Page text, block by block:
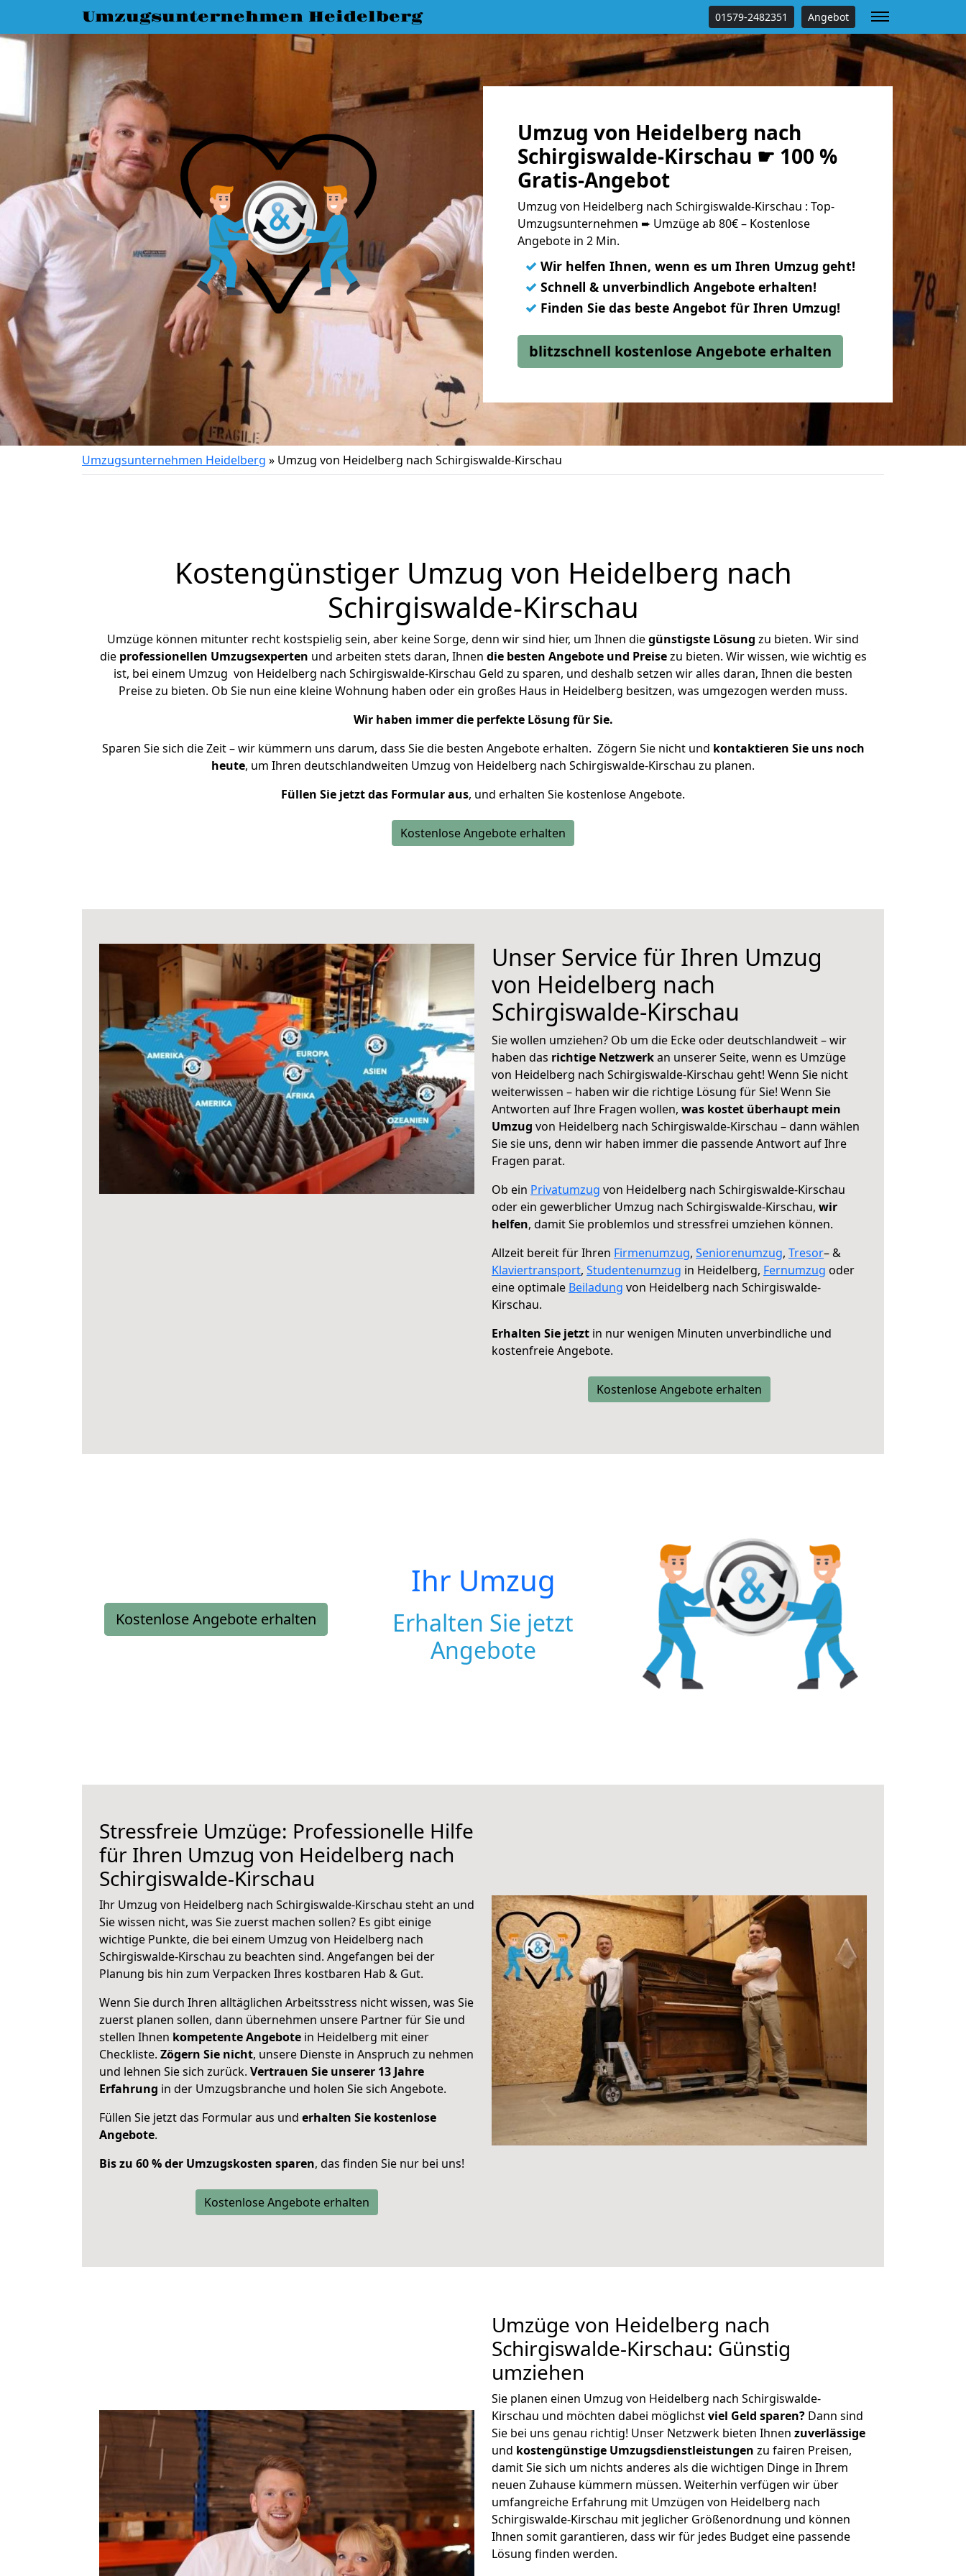
Umzugsunternehmen Heidelberg 01579-2482351 Angebot
Umzug von Heidelberg nach
Schirgiswalde-Kirschau ☛ 100 %
Gratis-Angebot
Umzug von Heidelberg nach Schirgiswalde-Kirschau : Top-
Umzugsunternehmen ➨ Umzüge ab 80€ – Kostenlose
Angebote in 2 Min.
✓ Wir helfen Ihnen, wenn es um Ihren Umzug geht!
✓ Schnell & unverbindlich Angebote erhalten!
✓ Finden Sie das beste Angebot für Ihren Umzug!
blitzschnell kostenlose Angebote erhalten
Umzugsunternehmen Heidelberg » Umzug von Heidelberg nach Schirgiswalde-Kirschau
Kostengünstiger Umzug von Heidelberg nach
Schirgiswalde-Kirschau
Umzüge können mitunter recht kostspielig sein, aber keine Sorge, denn wir sind hier, um Ihnen diegünstigste Lösung zu bieten. Wir sind
die professionellen Umzugsexperten und arbeiten stets daran, Ihnen die besten Angebote und Preisezu bieten. Wir wissen, wie wichtig es
ist, bei einem Umzug von Heidelberg nach Schirgiswalde-Kirschau Geld zu sparen, und deshalb setzen wir alles daran, Ihnen die besten
Preise zu bieten. Ob Sie nun eine kleine Wohnung haben oder ein großes Haus in Heidelberg besitzen, was umgezogen werden muss.
Wir haben immer die perfekte Lösung für Sie.
Sparen Sie sich die Zeit – wir kümmern uns darum, dass Sie die besten Angebote erhalten. Zögern Sie nicht und kontaktieren Sie uns noch
heute, um Ihren deutschlandweiten Umzug von Heidelberg nach Schirgiswalde-Kirschau zu planen.
Füllen Sie jetzt das Formular aus, und erhalten Sie kostenlose Angebote.
Kostenlose Angebote erhalten
Unser Service für Ihren Umzug
von Heidelberg nach
Schirgiswalde-Kirschau
Sie wollen umziehen? Ob um die Ecke oder deutschlandweit – wir
haben das richtige Netzwerkan unserer Seite, wenn es Umzüge
von Heidelberg nach Schirgiswalde-Kirschau geht! Wenn Sie nicht
weiterwissen – haben wir die richtige Lösung für Sie! Wenn Sie
Antworten auf Ihre Fragen wollen, was kostet überhaupt mein
Umzug von Heidelberg nach Schirgiswalde-Kirschau – dann wählen
Sie sie uns, denn wir haben immer die passende Antwort auf Ihre
Fragen parat.
Ob ein Privatumzug von Heidelberg nach Schirgiswalde-Kirschau
oder ein gewerblicher Umzug nach Schirgiswalde-Kirschau, wir
helfen, damit Sie problemlos und stressfrei umziehen können.
Allzeit bereit für Ihren Firmenumzug, Seniorenumzug, Tresor– &
Klaviertransport, Studentenumzug in Heidelberg, Fernumzug oder
eine optimale Beiladung von Heidelberg nach Schirgiswalde-
Kirschau.
Erhalten Sie jetzt in nur wenigen Minuten unverbindliche und
kostenfreie Angebote.
Kostenlose Angebote erhalten
Kostenlose Angebote erhalten
Ihr Umzug
Erhalten Sie jetzt
Angebote
Stressfreie Umzüge: Professionelle Hilfe
für Ihren Umzug von Heidelberg nach
Schirgiswalde-Kirschau
Ihr Umzug von Heidelberg nach Schirgiswalde-Kirschau steht an und
Sie wissen nicht, was Sie zuerst machen sollen? Es gibt einige
wichtige Punkte, die bei einem Umzug von Heidelberg nach
Schirgiswalde-Kirschau zu beachten sind. Angefangen bei der
Planung bis hin zum Verpacken Ihres kostbaren Hab & Gut.
Wenn Sie durch Ihren alltäglichen Arbeitsstress nicht wissen, was Sie
zuerst planen sollen, dann übernehmen unsere Partner für Sie und
stellen Ihnen kompetente Angebote in Heidelberg mit einer
Checkliste. Zögern Sie nicht, unsere Dienste in Anspruch zu nehmen
und lehnen Sie sich zurück. Vertrauen Sie unserer 13 Jahre
Erfahrung in der Umzugsbranche und holen Sie sich Angebote.
Füllen Sie jetzt das Formular aus und erhalten Sie kostenlose
Angebote.
Bis zu 60 % der Umzugskosten sparen, das finden Sie nur bei uns!
Kostenlose Angebote erhalten
Umzüge von Heidelberg nach
Schirgiswalde-Kirschau: Günstig
umziehen
Sie planen einen Umzug von Heidelberg nach Schirgiswalde-
Kirschau und möchten dabei möglichstviel Geld sparen? Dann sind
Sie bei uns genau richtig! Unser Netzwerk bieten Ihnen zuverlässige
und kostengünstige Umzugsdienstleistungen zu fairen Preisen,
damit Sie sich um nichts anderes als die wichtigen Dinge in Ihrem
neuen Zuhause kümmern müssen. Weiterhin verfügen wir über
umfangreiche Erfahrung mit Umzügen von Heidelberg nach
Schirgiswalde-Kirschau mit jeglicher Größenordnung und können
Ihnen somit garantieren, dass wir für jedes Budget eine passende
Lösung finden werden.